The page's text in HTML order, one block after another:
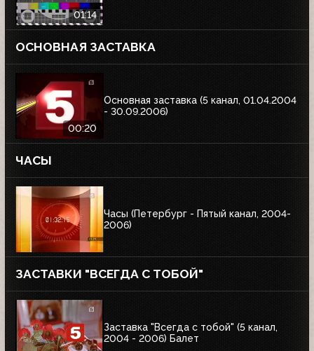
01:14
ОСНОВНАЯ ЗАСТАВКА
00:20
Основная заставка (5 канал, 01.04.2004
- 30.09.2006)
ЧАСЫ
Часы (Петербург - Пятый канал, 2004-
2006)
ЗАСТАВКИ "ВСЕГДА С ТОБОЙ"
Заставка "Всегда с тобой" (5 канал,
2004 - 2006) Балет